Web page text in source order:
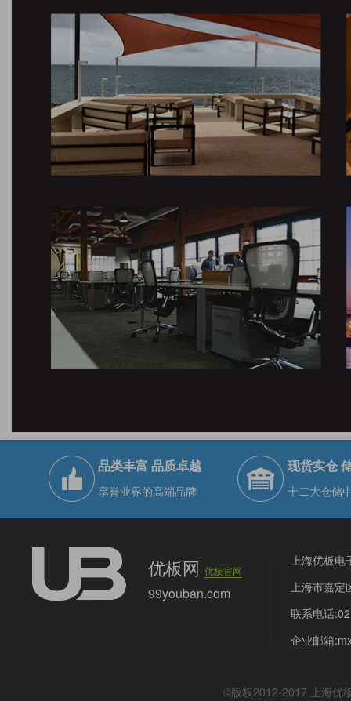
品类丰富 品质卓越
享誉业界的高端品牌
现货实仓
十二大仓储
优板网优板官网
99youban.com
上海优板
上海市嘉
联系电话
企业邮箱
©版权2012-2017 上海优